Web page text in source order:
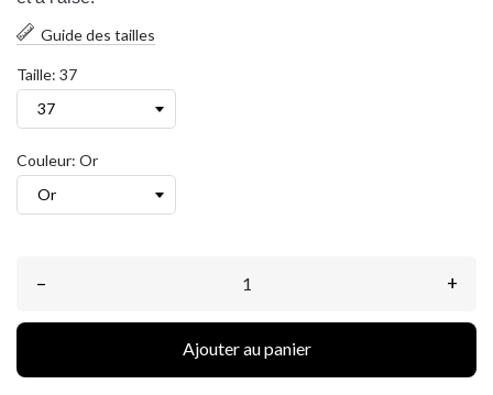
Guide des tailles
Taille: 37
Couleur: Or
– +
Ajouter au panier